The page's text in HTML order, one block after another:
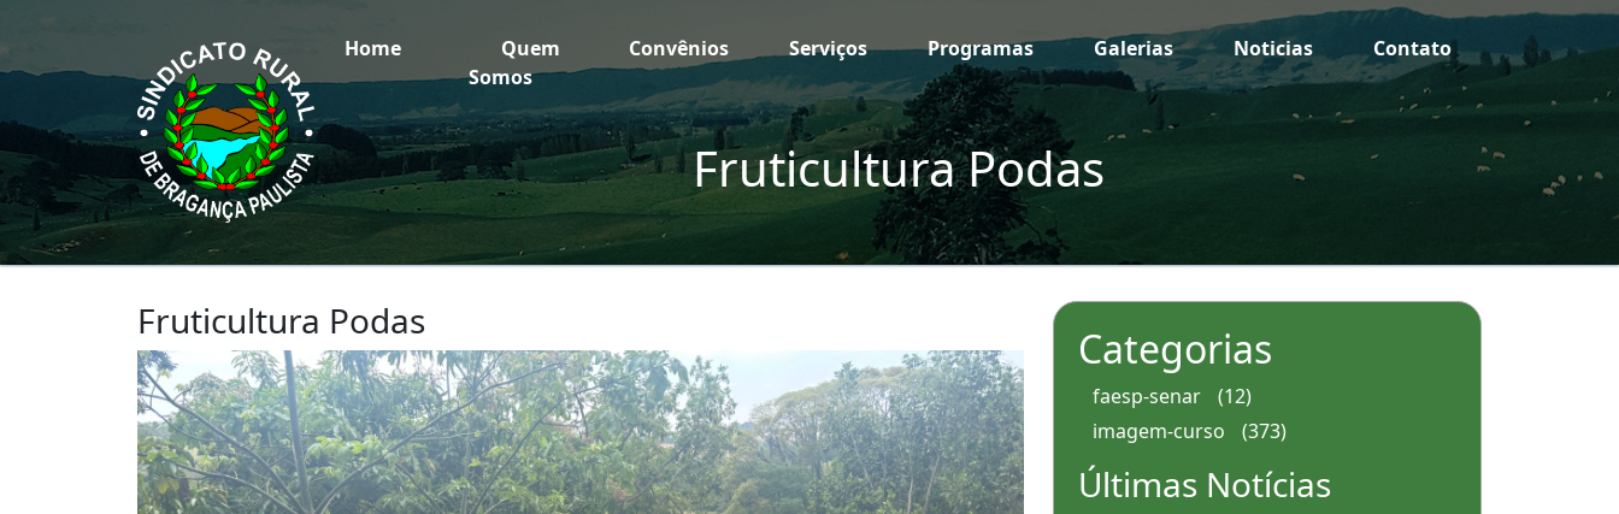
Home
Quem
Somos
Convênios Serviços Programas Galerias Noticias Contato
Fruticultura Podas
Fruticultura Podas
Categorias
faesp-senar
(12)
imagem-curso
(373)
Últimas Notícias